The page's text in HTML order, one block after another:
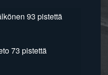
93 pistettä
73 pistettä